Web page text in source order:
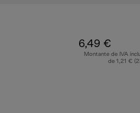
6,49 €
Montante de IVA
de 1,21 €